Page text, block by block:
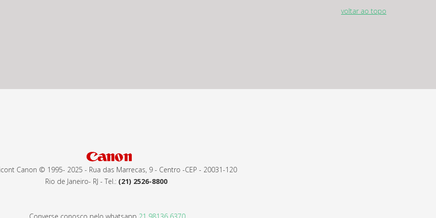
voltar ao topo
Canon © 1995- 2025 - Rua das Marrecas, 9 - Centro -CEP - 20031-120
Rio de Janeiro- RJ - Tel.:(21) 2526-8800